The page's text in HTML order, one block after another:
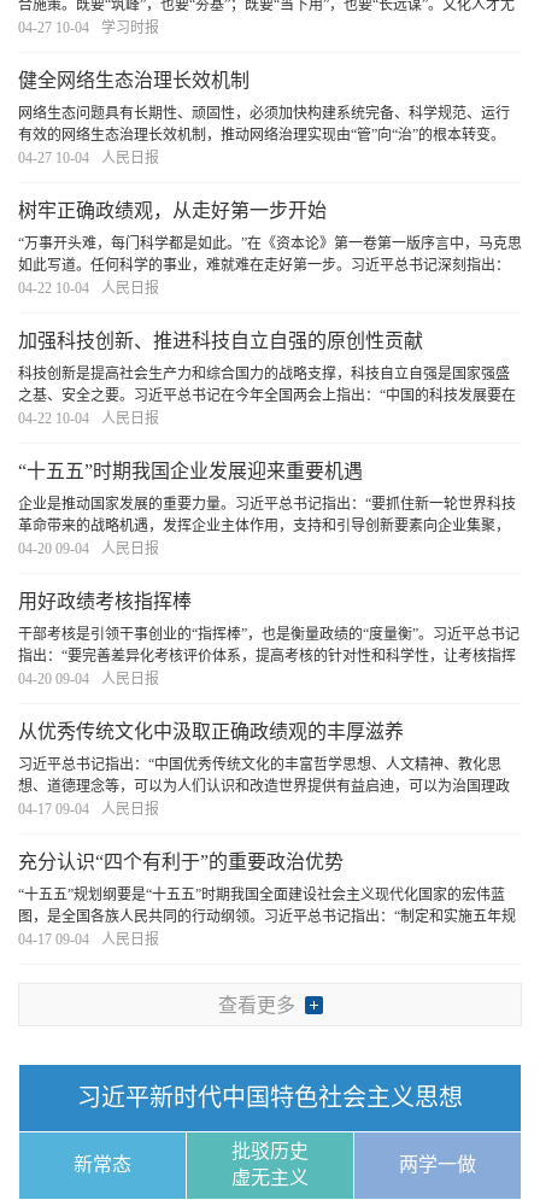
合施策。既要“筑峰”，也要“夯基”；既要“当下用”，也要“长远谋”。文化人才尤
其是文艺人才的成长有其自身规律和特点，必须深刻洞察当前人才队伍呈现的
04-27 10-04 学习时报
健全网络生态治理长效机制
网络生态问题具有长期性、顽固性，必须加快构建系统完备、科学规范、运行
有效的网络生态治理长效机制，推动网络治理实现由“管”向“治”的根本转变。
[详细]
04-27 10-04 人民日报
树牢正确政绩观，从走好第一步开始
“万事开头难，每门科学都是如此。”在《资本论》第一卷第一版序言中，马克思
如此写道。任何科学的事业，难就难在走好第一步。习近平总书记深刻指出：
“第一步走错了就不行。如果抱着当官谋利的想法，那做的一切事情都不会对。”
04-22 10-04 人民日报
加强科技创新、推进科技自立自强的原创性贡献
科技创新是提高社会生产力和综合国力的战略支撑，科技自立自强是国家强盛
之基、安全之要。习近平总书记在今年全国两会上指出：“中国的科技发展要在
国际上开展合作的同时，坚持独立自主、自立自强，更好承担起我们的历史责
04-22 10-04 人民日报
“十五五”时期我国企业发展迎来重要机遇
企业是推动国家发展的重要力量。习近平总书记指出：“要抓住新一轮世界科技
革命带来的战略机遇，发挥企业主体作用，支持和引导创新要素向企业集聚，
不断增强企业创新动力、创新活力、创新实力。”“十五五”规划纲要确定了未来
04-20 09-04 人民日报
用好政绩考核指挥棒
干部考核是引领干事创业的“指挥棒”，也是衡量政绩的“度量衡”。习近平总书记
指出：“要完善差异化考核评价体系，提高考核的针对性和科学性，让考核指挥
棒真正管用。”引导广大党员干部树立和践行正确政绩观，创造造福人民、群众
04-20 09-04 人民日报
从优秀传统文化中汲取正确政绩观的丰厚滋养
习近平总书记指出：“中国优秀传统文化的丰富哲学思想、人文精神、教化思
想、道德理念等，可以为人们认识和改造世界提供有益启迪，可以为治国理政
提供有益启示”。我们要坚持古为今用、推陈出新，结合实际，不断从中华优秀
04-17 09-04 人民日报
充分认识“四个有利于”的重要政治优势
“十五五”规划纲要是“十五五”时期我国全面建设社会主义现代化国家的宏伟蓝
图，是全国各族人民共同的行动纲领。习近平总书记指出：“制定和实施五年规
划是我们党治国理政一条重要经验，是中国特色社会主义制度一个重要政治优
04-17 09-04 人民日报
查看更多
习近平新时代中国特色社会主义思想
新常态
批驳历史
虚无主义
两学一做